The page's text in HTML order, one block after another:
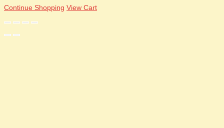
Continue Shopping View Cart